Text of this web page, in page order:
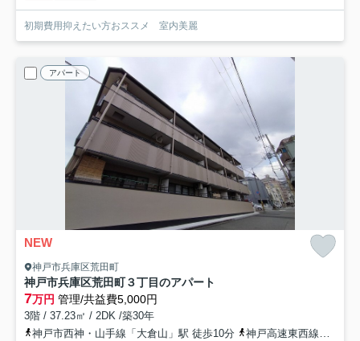
初期費用抑えたい方おススメ 室内美麗
アパート
NEW
神戸市兵庫区荒田町
神戸市兵庫区荒田町３丁目のアパート
7万円 管理/共益費5,000円
3階 / 37.23㎡ / 2DK /築30年
神戸市西神・山手線「大倉山」駅 徒歩10分
神戸高速東西線「新開地」駅 徒歩15分